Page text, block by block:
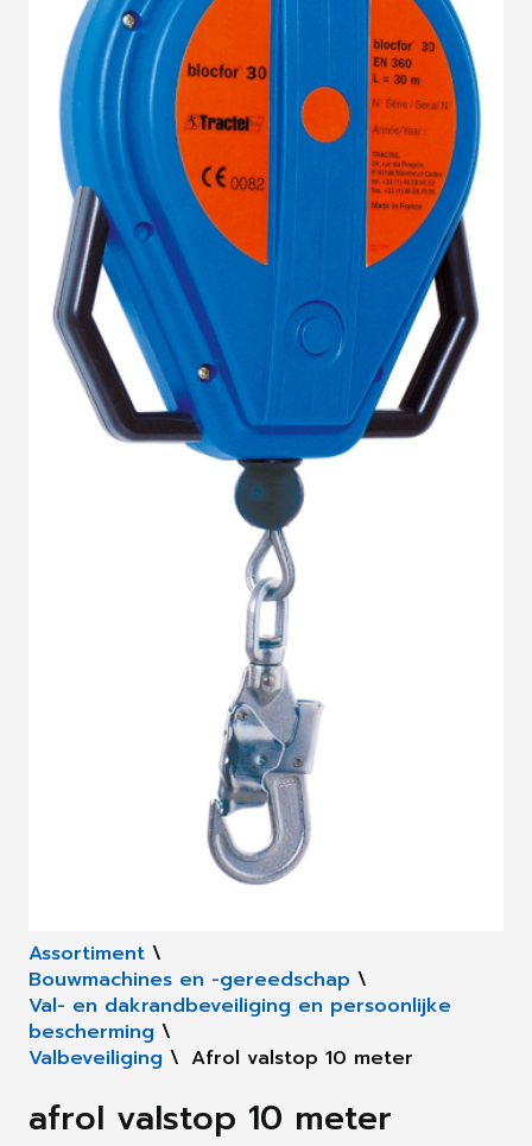
Assortiment \
Bouwmachines en -gereedschap \
Val- en dakrandbeveiliging en persoonlijke
bescherming \
Valbeveiliging \ Afrol valstop 10 meter
afrol valstop 10 meter